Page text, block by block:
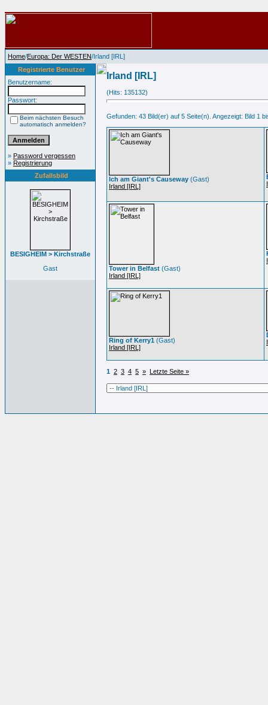
Home/Europa: Der WESTEN/Irland [IRL]
Registrierte Benutzer
Benutzername:
Passwort:
Beim nächsten Besuch
automatisch anmelden?
» Password vergessen
» Registrierung
Zufallsbild
BESIGHEIM > Kirchstraße
Gast
Irland [IRL]
(Hits: 135132)
Gefunden: 43 Bild(er) auf 5 Seite(n). Angezeigt: Bild 1
Ich am Giant's Causeway (Gast)
Irland [IRL]
Tower in Belfast (Gast)
Irland [IRL]
Ring of Kerry1 (Gast)
Irland [IRL]
1 2 3 4 5 » Letzte Seite »